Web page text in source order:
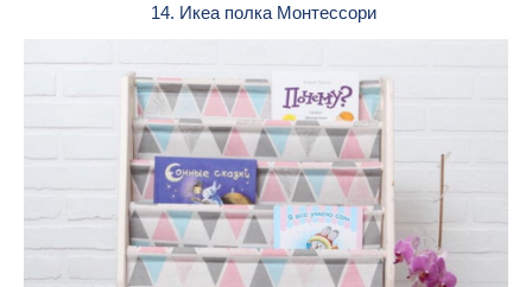
14. Икеа полка Монтессори